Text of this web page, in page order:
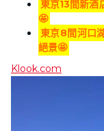
東京13間新酒
🤩
東京8間河口
絕景🤩
Klook.com